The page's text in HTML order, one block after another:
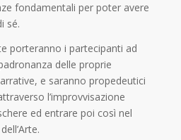
fondamentali per poter avere
sé.
porteranno i partecipanti ad
delle proprie
e saranno propedeutici
l’improvvisazione
ed entrare poi così nel